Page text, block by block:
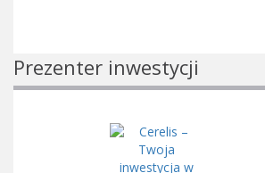
Prezenter inwestycji